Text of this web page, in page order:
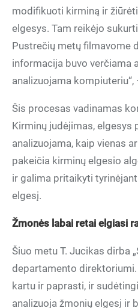
modifikuoti kirminą ir
elgesys. Tam reikėjo
Pustrečių metų filmavome
informacija buvo verčiama
analizuojama
Šis procesas vadinamas
Kirminų judėjimas, elgesys
analizuojama, kaip vienas
pakeičia kirminų elgesio
ir galima pritaikyti
elgesį.
Žmonės labai retai elgiasi
Šiuo metu T. Jucikas dirba
departamento
kartu ir paprasti, ir
analizuoja žmonių elgesį ir